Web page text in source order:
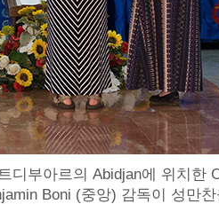
디부아르의 Abidjan에 위치한
Boni (중앙) 감독이 성만